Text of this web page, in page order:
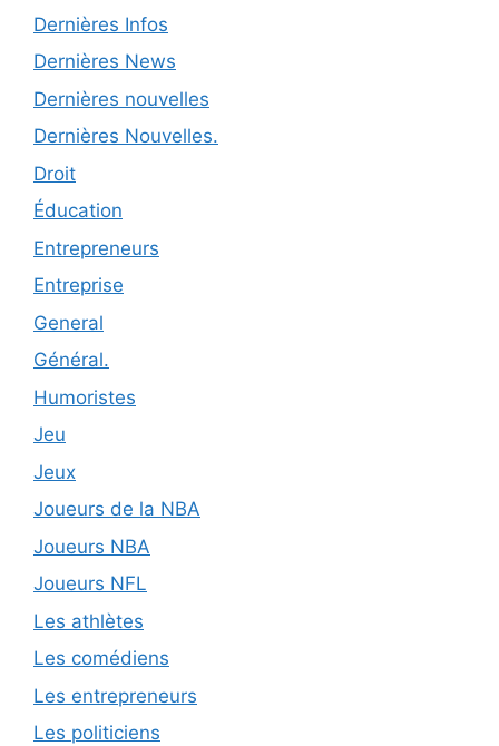
Dernières Infos
Dernières News
Dernières nouvelles
Dernières Nouvelles.
Droit
Éducation
Entrepreneurs
Entreprise
General
Général.
Humoristes
Jeu
Jeux
Joueurs de la NBA
Joueurs NBA
Joueurs NFL
Les athlètes
Les comédiens
Les entrepreneurs
Les politiciens